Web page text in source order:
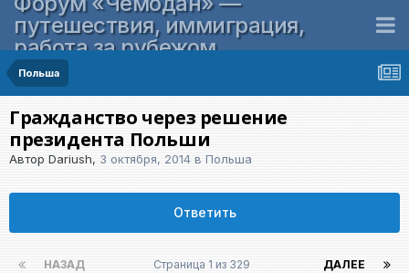
путешествия, иммиграция,
работа за рубежом
Польша
Гражданство через решение
президента Польши
Автор Dariush, 3 октября, 2014 в Польша
Ответить
НАЗАД ДАЛЕЕ
Страница 1 из 329